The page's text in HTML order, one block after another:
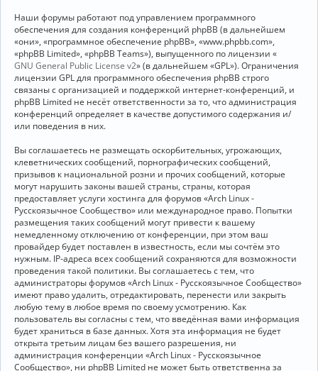
Наши форумы работают под управлением программного
обеспечения для создания конференций phpBB (в дальнейшем
«они», «программное обеспечение phpBB», «www.phpbb.com»,
«phpBB Limited», «phpBB Teams»), выпущенного по лицензии «
GNU General Public License v2» (в дальнейшем «GPL»). Ограничения
лицензии GPL для программного обеспечения phpBB строго
связаны с организацией и поддержкой интернет-конференций, и
phpBB Limited не несёт ответственности за то, что администрация
конференций определяет в качестве допустимого содержания и/
или поведения в них.
Вы соглашаетесь не размещать оскорбительных, угрожающих,
клеветнических сообщений, порнографических сообщений,
призывов к национальной розни и прочих сообщений, которые
могут нарушить законы вашей страны, страны, которая
предоставляет услуги хостинга для форумов «Arch Linux -
Русскоязычное Сообщество» или международное право. Попытки
размещения таких сообщений могут привести к вашему
немедленному отключению от конференции, при этом ваш
провайдер будет поставлен в известность, если мы сочтём это
нужным. IP-адреса всех сообщений сохраняются для возможности
проведения такой политики. Вы соглашаетесь с тем, что
администраторы форумов «Arch Linux - Русскоязычное Сообщество»
имеют право удалить, отредактировать, перенести или закрыть
любую тему в любое время по своему усмотрению. Как
пользователь вы согласны с тем, что введённая вами информация
будет храниться в базе данных. Хотя эта информация не будет
открыта третьим лицам без вашего разрешения, ни
администрация конференции «Arch Linux - Русскоязычное
Сообщество», ни phpBB Limited не может быть ответственна за